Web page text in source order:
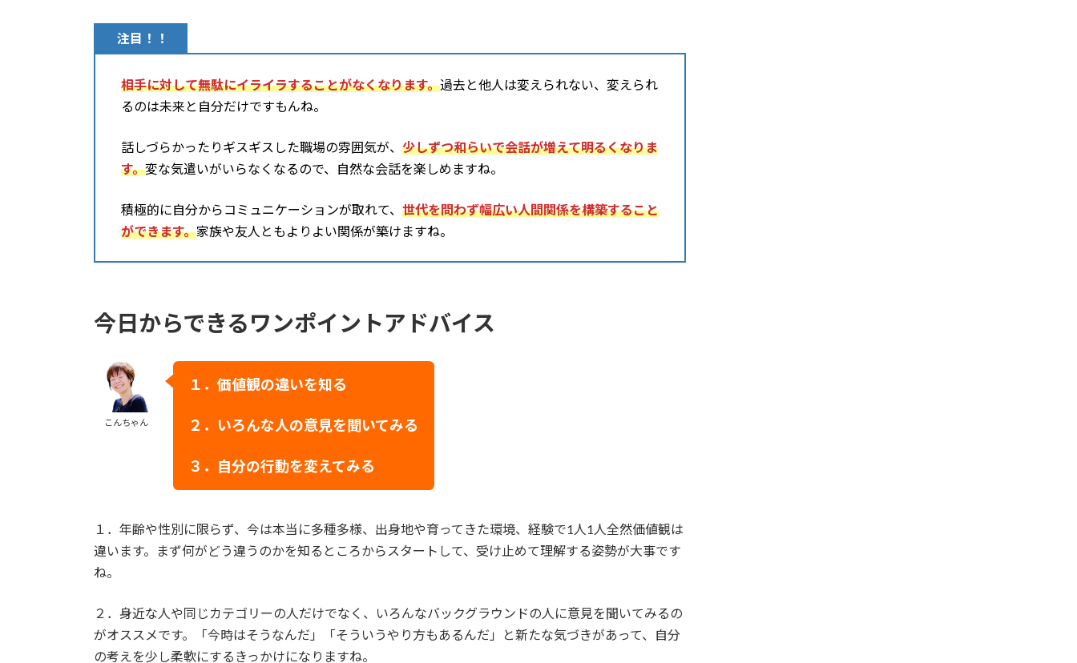
注目！！
相手に対して無駄にイライラすることがなくなります。過去と他人は変えられない、変えられ
るのは未来と自分だけですもんね。
話しづらかったりギスギスした職場の雰囲気が、 少しずつ和らいで会話が増えて明るくなりま
す。変な気遣いがいらなくなるので、自然な会話を楽しめますね。
積極的に自分からコミュニケーションが取れて、 世代を問わず幅広い人間関係を構築すること
ができます。家族や友人ともよりよい関係が築けますね。
今日からできるワンポイントアドバイス
こんちゃん
１．価値観の違いを知る
２ ．いろんな人の意見を聞いてみる
３ ．自分の行動を変えてみる
１．年齢や性別に限らず、今は本当に多種多様、出身地や育ってきた環境、経験で1人1人全然価値観は
違います。まず何がどう違うのかを知るところからスタートして、受け止めて理解する姿勢が大事です
ね。
２．身近な人や同じカテゴリーの人だけでなく、いろんなバックグラウンドの人に意見を聞いてみるの
がオススメです。「今時はそうなんだ」「そういうやり方もあるんだ」と新たな気づきがあって、自分
の考えを少し柔軟にするきっかけになりますね。